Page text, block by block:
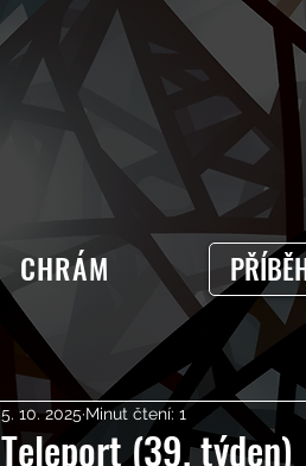
CHRÁM
Teleport (39. týden)
5. 10. 2025 Minut čtení: 1